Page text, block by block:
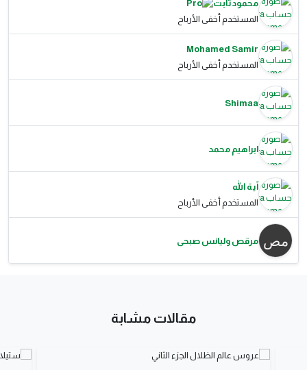
محمود ثابت
المستخدم أخفى الأرباح
Mohamed Samir
المستخدم أخفى الأرباح
Shimaa
ابراهيم محمد
آية الله
المستخدم أخفى الأرباح
مرقص وليانس صبحى
مقالات مشابة